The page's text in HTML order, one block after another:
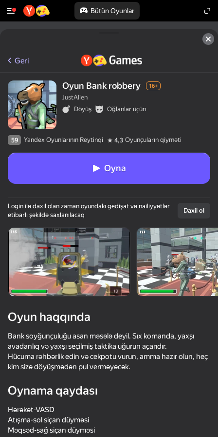
Bütün Oyunlar
Cihazı döndərin
Oyun yalnız üfüqi
rejimdə işləyir
Bodycam Shooter
72
Call of Battle
75
Geri
Oyun Bank robbery 16+
JustAlien
Döyüş
Oğlanlar üçün
59 Yandex Oyunlarının Reytinqi 4,3 Oyunçuların qiyməti
Oyna
Login ilə daxil olan zaman oyundakı gedişat və nailiyyətlər
etibarlı şəkildə saxlanılacaq
Daxil ol
Oyun haqqında
Bank soyğunçuluğu asan məsələ deyil. Sıx komanda, yaxşı
avadanlıq və yaxşı seçilmiş taktika uğurun açarıdır.
Hücuma rəhbərlik edin və cekpotu vurun, amma hazır olun, heç
kim sizə döyüşmədən pul verməyəcək.
Oynama qaydası
Hərəkət-VASD
Atışma-sol siçan düyməsi
Məqsəd-sağ siçan düyməsi